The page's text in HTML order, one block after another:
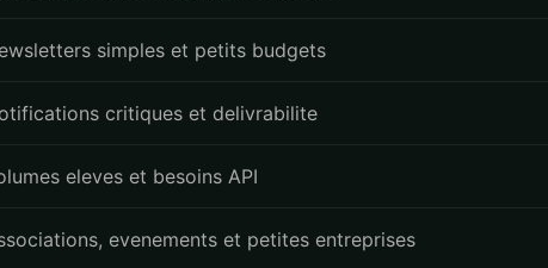
simples et petits budgets
critiques et delivrabilite
eleves et besoins API
evenements et petites entreprises